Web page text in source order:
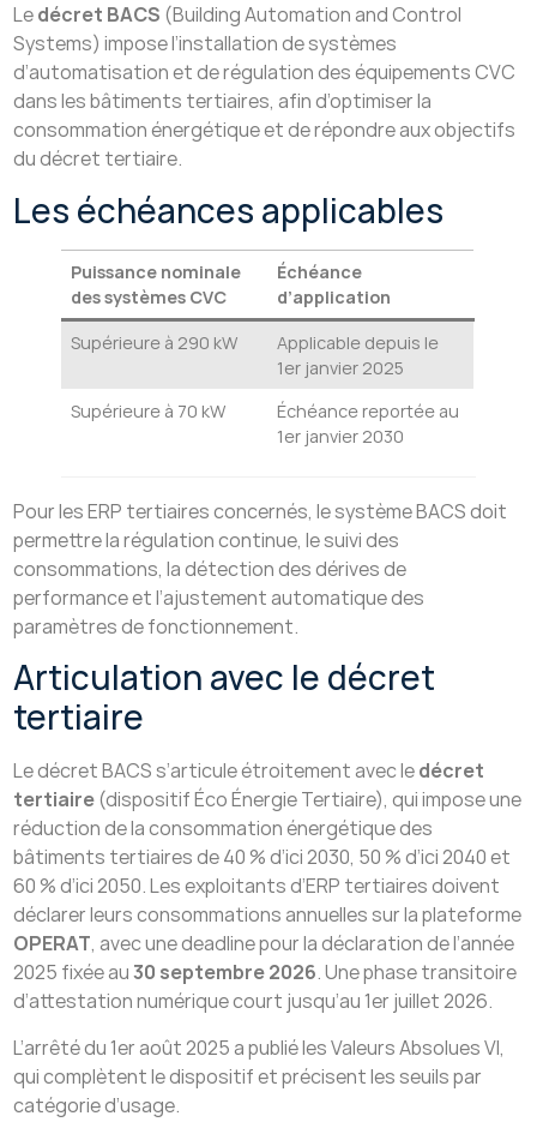
Ledécret BACS (Building Automation and Control
Systems) impose l’installation de systèmes
d’automatisation et de régulation des équipements CVC
dans les bâtiments tertiaires, afin d’optimiser la
consommation énergétique et de répondre aux objectifs
du décret tertiaire.
Les échéances applicables
Puissance nominale
des systèmes CVC
Échéance
d’application
Supérieure à 290 kW
Applicable depuis le
1er janvier 2025
Supérieure à 70 kW
Échéance reportée au
1er janvier 2030
Pour les ERP tertiaires concernés, le système BACS doit
permettre la régulation continue, le suivi des
consommations, la détection des dérives de
performance et l’ajustement automatique des
paramètres de fonctionnement.
Articulation avec le décret
tertiaire
Le décret BACS s’articule étroitement avec ledécret
tertiaire(dispositif Éco Énergie Tertiaire), qui impose une
réduction de la consommation énergétique des
bâtiments tertiaires de 40 % d’ici 2030, 50 % d’ici 2040 et
60 % d’ici 2050. Les exploitants d’ERP tertiaires doivent
déclarer leurs consommations annuelles sur la plateforme
OPERAT, avec une deadline pour la déclaration de l’année
2025 fixée au30 septembre 2026. Une phase transitoire
d’attestation numérique court jusqu’au 1er juillet 2026.
L’arrêté du 1er août 2025 a publié les Valeurs Absolues VI,
qui complètent le dispositif et précisent les seuils par
catégorie d’usage.